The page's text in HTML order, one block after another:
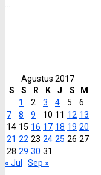
Agustus 2017
S
S R K J S
M
1
2 3 4 5
6
7
8 9 10 11 12 13
14 15 16 17 18 19 20
21 22 23 24 25 26 27
28 29 30 31
« Jul
Sep »